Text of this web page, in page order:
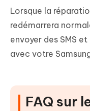
Lorsque la
redémarrera
envoyer des SMS
avec votre
FAQ sur